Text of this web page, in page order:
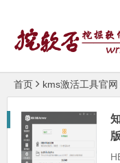
首页 kms激活工具官网